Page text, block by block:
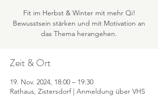
Fit im Herbst & Winter mit mehr Qi!
Bewusstsein stärken und mit Motivation an
das Thema herangehen.
Zeit & Ort
19. Nov. 2024, 18:00 – 19:30
Rathaus, Zistersdorf | Anmeldung über VHS